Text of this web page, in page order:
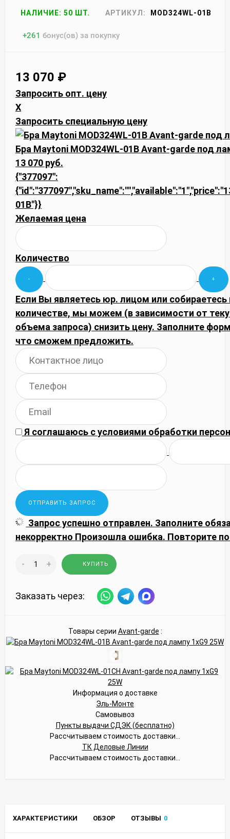
НАЛИЧИЕ: 50 ШТ. АРТИКУЛ: MOD324WL-01B
+261 бонус(ов) за покупку
13 070 ₽
Запросить опт. цену
X
Запросить специальную цену
Бра Maytoni MOD324WL-01B Avant-garde под
13 070 руб.
{"377097":
01B"}}
Желаемая цена
Количество
Если Вы являетесь юр. лицом или
количестве, мы можем (в зависимости от
объема запроса) снизить цену. Заполните
что сможем предложить.
Я соглашаюсь сусловиями обработки
Запрос успешно отправлен. Заполните
некорректно Произошла ошибка. Повторите
- + КУПИТЬ
Заказать через:
Товары серии Avant-garde :
Информация о доставке
Эль-Монте
Самовывоз
Пункты выдачи СДЭК (бесплатно)
Рассчитываем стоимость доставки...
ТК Деловые Линии
Рассчитываем стоимость доставки...
ХАРАКТЕРИСТИКИ ОБЗОР ОТЗЫВЫ 0